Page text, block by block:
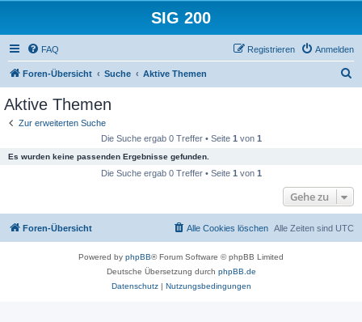
SIG 200
FAQ Anmelden
Registrieren
Foren-Übersicht Suche Aktive Themen
Aktive Themen
Zur erweiterten Suche
Die Suche ergab 0 Treffer • Seite 1 von 1
Es wurden keine passenden Ergebnisse gefunden.
Die Suche ergab 0 Treffer • Seite 1 von 1
Gehe zu
Foren-Übersicht Alle Zeiten sind UTC
Alle Cookies löschen
Powered by phpBB® Forum Software © phpBB Limited
Deutsche Übersetzung durch phpBB.de
Datenschutz| Nutzungsbedingungen